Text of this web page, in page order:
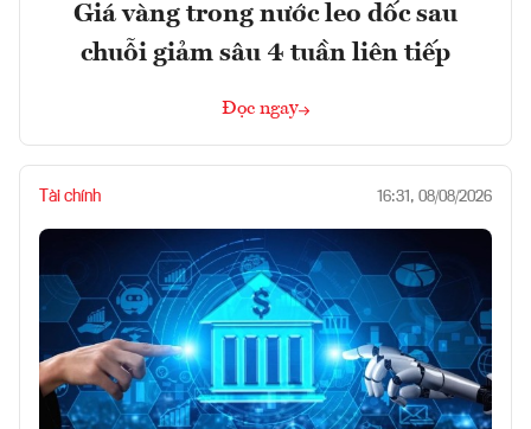
Giá vàng trong nước leo dốc sau
chuỗi giảm sâu 4 tuần liên tiếp
Đọc ngay
Tài chính 16:31, 08/08/2026